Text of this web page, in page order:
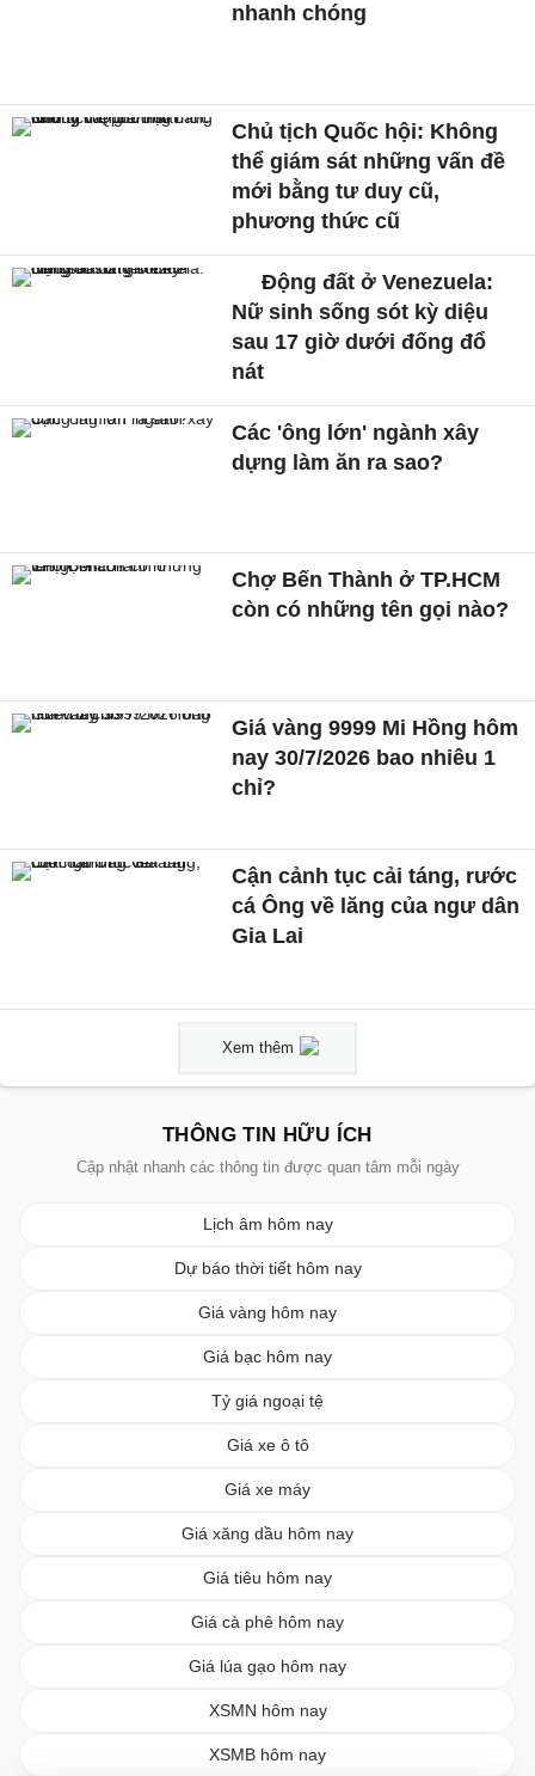
nhanh chóng
Chủ tịch Quốc hội: Không
thể giám sát những vấn đề
mới bằng tư duy cũ,
phương thức cũ
Động đất ở Venezuela:
Nữ sinh sống sót kỳ diệu
sau 17 giờ dưới đống đổ
nát
Các 'ông lớn' ngành xây
dựng làm ăn ra sao?
Chợ Bến Thành ở TP.HCM
còn có những tên gọi nào?
Giá vàng 9999 Mi Hồng hôm
nay 30/7/2026 bao nhiêu 1
chỉ?
Cận cảnh tục cải táng, rước
cá Ông về lăng của ngư dân
Gia Lai
Xem thêm
THÔNG TIN HỮU ÍCH
Cập nhật nhanh các thông tin được quan tâm mỗi ngày
Lịch âm hôm nay
Dự báo thời tiết hôm nay
Giá vàng hôm nay
Giá bạc hôm nay
Tỷ giá ngoại tệ
Giá xe ô tô
Giá xe máy
Giá xăng dầu hôm nay
Giá tiêu hôm nay
Giá cà phê hôm nay
Giá lúa gạo hôm nay
XSMN hôm nay
XSMB hôm nay